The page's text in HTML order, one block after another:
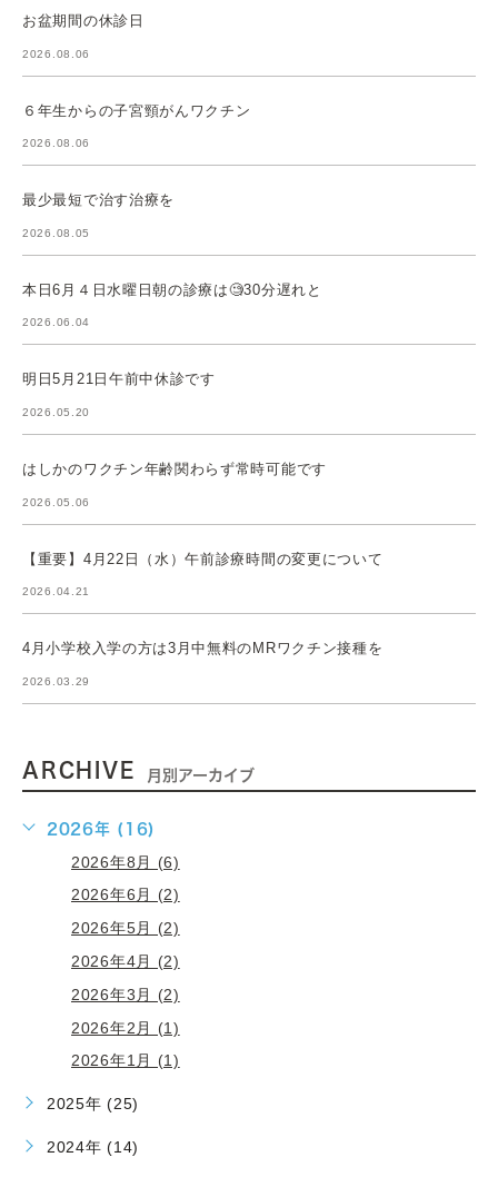
お盆期間の休診日
2026.08.06
６年生からの子宮頸がんワクチン
2026.08.06
最少最短で治す治療を
2026.08.05
本日6月４日水曜日朝の診療は🧐30分遅れと
2026.06.04
明日5月21日午前中休診です
2026.05.20
はしかのワクチン年齢関わらず常時可能です
2026.05.06
【重要】4月22日（水）午前診療時間の変更について
2026.04.21
4月小学校入学の方は3月中無料のMRワクチン接種を
2026.03.29
ARCHIVE 月別アーカイブ
2026年 (16)
2026年8月 (6)
2026年6月 (2)
2026年5月 (2)
2026年4月 (2)
2026年3月 (2)
2026年2月 (1)
2026年1月 (1)
2025年 (25)
2024年 (14)